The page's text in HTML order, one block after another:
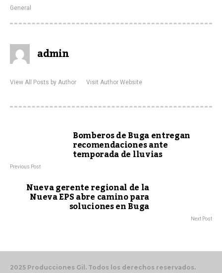
General
admin
View All Posts by Author Visit Author Website
Bomberos de Buga entregan
recomendaciones ante
temporada de lluvias
Previous Post
Nueva gerente regional de la
Nueva EPS abre camino para
soluciones en Buga
Next Post
2025 Producciones Gil. Todos los derechos reservados.